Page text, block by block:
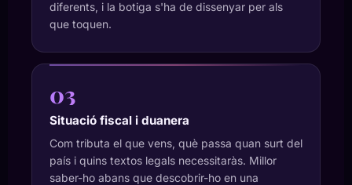
diferents, i la botiga s'ha de dissenyar per als
que toquen.
03
Situació fiscal i duanera
Com tributa el que vens, què passa quan surt del
país i quins textos legals necessitaràs. Millor
saber-ho abans que descobrir-ho en una